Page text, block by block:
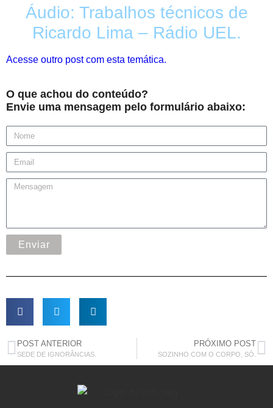
Áudio: Trabalhos técnicos de
Ricardo Lima – Rádio UEL.
Acesse outro post com esta temática.
O que achou do conteúdo?
Envie uma mensagem pelo formulário abaixo:
Enviar
POST ANTERIOR
SEDE DE IGNORÂNCIAS.
PRÓXIMO POST
SOZINHO COM O CORPO, SÓ.